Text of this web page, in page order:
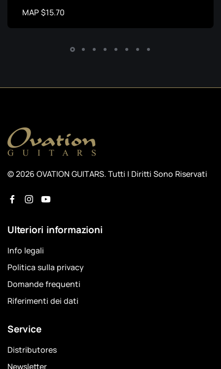
MAP $15.70
© 2026 OVATION GUITARS. Tutti I Diritti Sono Riservati
Ulteriori informazioni
Info legali
Politica sulla privacy
Domande frequenti
Riferimenti dei dati
Service
Distributores
Newsletter